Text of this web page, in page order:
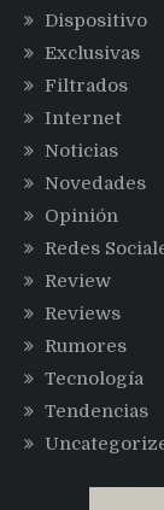
Dispositivo
Exclusivas
Filtrados
Internet
Noticias
Novedades
Opinión
Redes
Review
Reviews
Rumores
Tecnología
Tendencias